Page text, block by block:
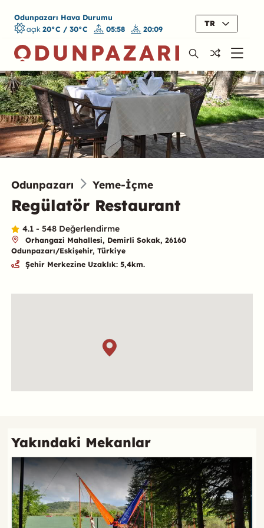
Odunpazarı Hava Durumu
açık 20°C / 30°C 05:58 20:09
TR
Odunpazarı Yeme-İçme
Regülatör Restaurant
4.1 - 548 Değerlendirme
Orhangazi Mahallesi, Demirli Sokak, 26160
Odunpazarı/Eskişehir, Türkiye
Şehir Merkezine Uzaklık: 5,4km.
Yakındaki Mekanlar